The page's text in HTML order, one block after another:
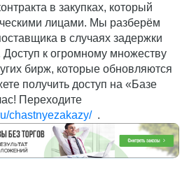
в закупках, который
лицами. Мы разберём
в случаях задержки
к огромному множеству
бирж, которые обновляются
получить доступ на «Базе
Переходите
chastnyezakazy/ .